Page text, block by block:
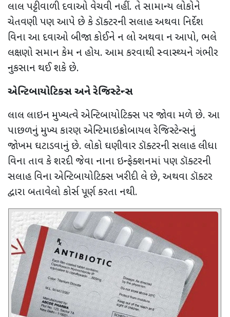
લાલ પટ્ટીવાળી દવાઓ વેચવી નહીં. તે સામાન્ય લોકોને
ચેતવણી પણ આપે છે કે ડૉક્ટરની સલાહ અથવા નિર્દેશ
વિના આ દવાઓ બીજા કોઈને ન લો અથવા ન આપો, ભલે
લક્ષણો સમાન કેમ ન હોય. આમ કરવાથી સ્વાસ્થ્યને ગંભીર
નુકસાન થઈ શકે છે.
એન્ટિબાયોટિક્સ અને રેજિસ્ટેન્સ
લાલ લાઇન મુખ્યત્વે એન્ટિબાયોટિક્સ પર જોવા મળે છે. આ
પાછળનું મુખ્ય કારણ એન્ટિમાઇક્રોબાયલ રેજિસ્ટેન્સનું
જોખમ ઘટાડવાનું છે. લોકો ઘણીવાર ડૉક્ટરની સલાહ લીધા
વિના તાવ કે શરદી જેવા નાના ઇન્ફેક્શનમાં પણ ડૉક્ટરની
સલાહ વિના એન્ટિબાયોટિક્સ ખરીદી લે છે, અથવા ડૉક્ટર
દ્વારા બતાવેલો કોર્સ પૂર્ણ કરતા નથી.